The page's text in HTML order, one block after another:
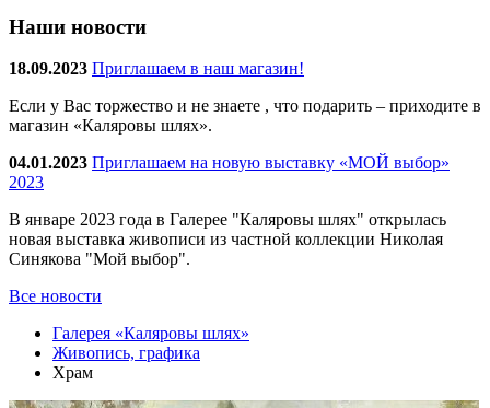
Наши новости
18.09.2023 Приглашаем в наш магазин!
Если у Вас торжество и не знаете , что подарить – приходите в
магазин «Каляровы шлях».
04.01.2023 Приглашаем на новую выставку «МОЙ выбор»
2023
В январе 2023 года в Галерее "Каляровы шлях" открылась
новая выставка живописи из частной коллекции Николая
Синякова "Мой выбор".
Все новости
Галерея «Каляровы шлях»
Живопись, графика
Храм